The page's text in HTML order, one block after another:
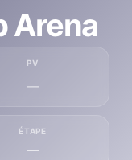
Arena
PV
—
ÉTAPE
—